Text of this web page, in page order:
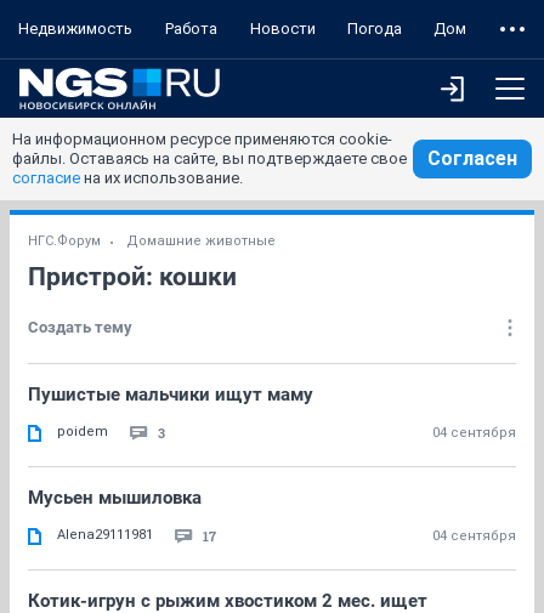
Недвижимость Работа Новости Погода Дом
На информационном ресурсе применяются cookie-
файлы. Оставаясь на сайте, вы подтверждаете свое
согласие на их использование.
Согласен
НГС.Форум Домашние животные
Пристрой: кошки
Создать тему
Пушистые мальчики ищут маму
poidem 3 04 сентября
Мусьен мышиловка
Alena29111981 17 04 сентября
Котик-игрун с рыжим хвостиком 2 мес. ищет